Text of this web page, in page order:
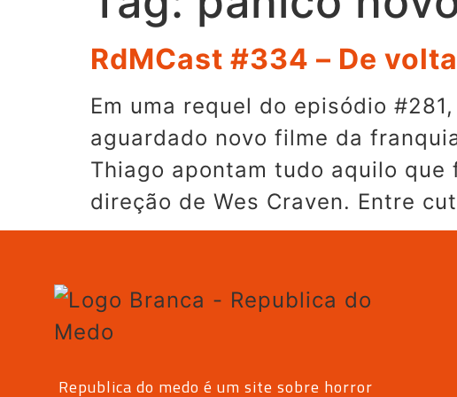
RdMCast #334 – De
Em uma requel do episódio
aguardado novo filme da
Thiago apontam tudo aquilo
direção de Wes Craven. Entre
Republica do medo é um site sobre horror